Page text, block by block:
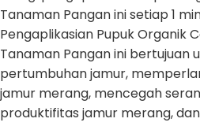
Tanaman Pangan ini setiap 1
Pengaplikasian Pupuk Organik
Tanaman Pangan ini bertujuan
pertumbuhan jamur,
jamur merang, mencegah
produktifitas jamur merang,